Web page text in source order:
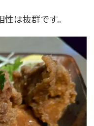
は抜群です。